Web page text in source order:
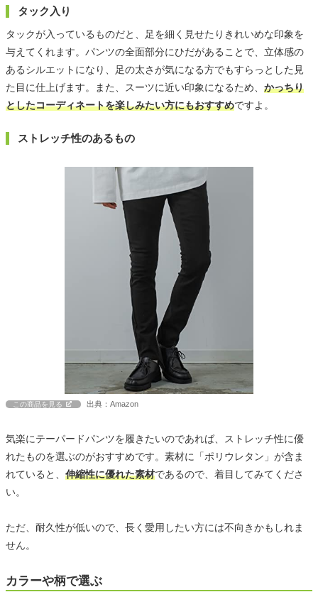
タック入り
タックが入っているものだと、足を細く見せたりきれいめな印象を
与えてくれます。パンツの全面部分にひだがあることで、立体感の
あるシルエットになり、足の太さが気になる方でもすらっとした見
た目に仕上げます。また、スーツに近い印象になるため、 かっちり
としたコーディネートを楽しみたい方にもおすすめですよ。
ストレッチ性のあるもの
この商品を見る 出典：Amazon
気楽にテーパードパンツを履きたいのであれば、ストレッチ性に優
れたものを選ぶのがおすすめです。素材に「ポリウレタン」が含ま
れていると、 伸縮性に優れた素材であるので、着目してみてくださ
い。
ただ、耐久性が低いので、長く愛用したい方には不向きかもしれま
せん。
カラーや柄で選ぶ